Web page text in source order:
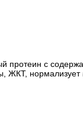
протеин с
ЖКТ, нормализует